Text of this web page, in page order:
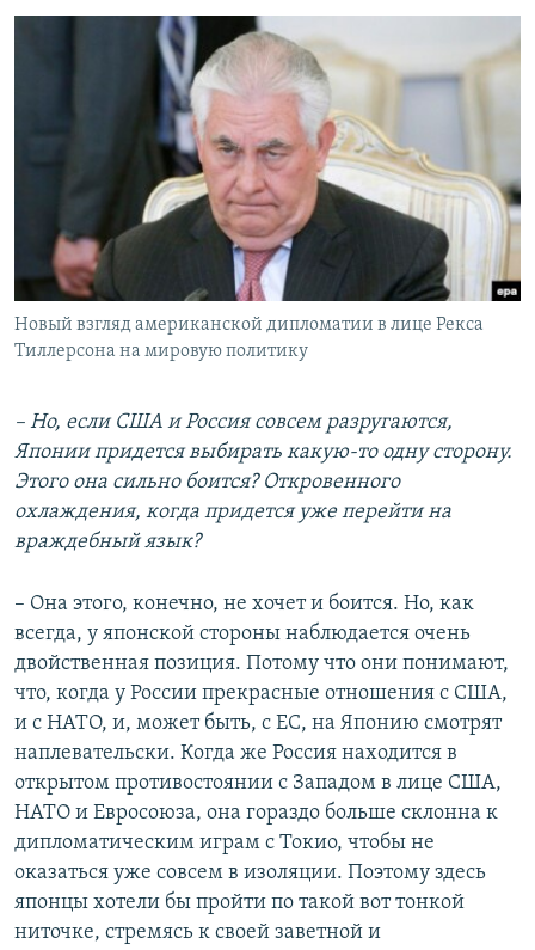
Новый взгляд американской дипломатии в лице Рекса
Тиллерсона на мировую политику
– Но, если США и Россия совсем разругаются,
Японии придется выбирать какую-то одну сторону.
Этого она сильно боится? Откровенного
охлаждения, когда придется уже перейти на
враждебный язык?
– Она этого, конечно, не хочет и боится. Но, как
всегда, у японской стороны наблюдается очень
двойственная позиция. Потому что они понимают,
что, когда у России прекрасные отношения с США,
и с НАТО, и, может быть, с ЕС, на Японию смотрят
наплевательски. Когда же Россия находится в
открытом противостоянии с Западом в лице США,
НАТО и Евросоюза, она гораздо больше склонна к
дипломатическим играм с Токио, чтобы не
оказаться уже совсем в изоляции. Поэтому здесь
японцы хотели бы пройти по такой вот тонкой
ниточке, стремясь к своей заветной и